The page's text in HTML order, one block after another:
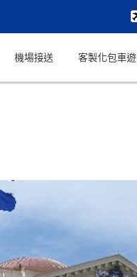
機場接送 客製化包車遊